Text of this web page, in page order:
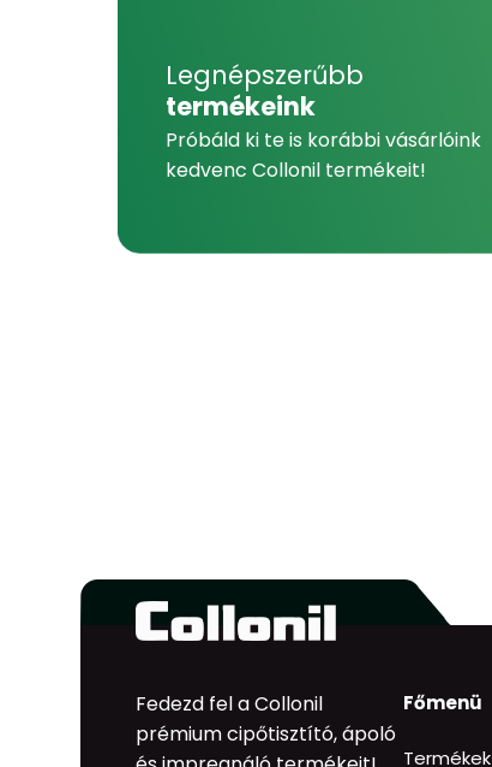
Legnépszerűbb
termékeink
Próbáld ki te is korábbi vásárlóink
kedvenc Collonil termékeit!
Fedezd fel a Collonil
prémium cipőtisztító, ápoló
Főmenü
Termékek